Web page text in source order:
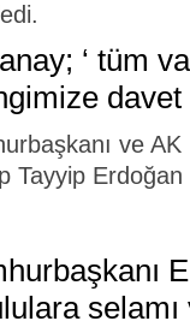
‘ tüm
davet
ve
Tayyip
selamı